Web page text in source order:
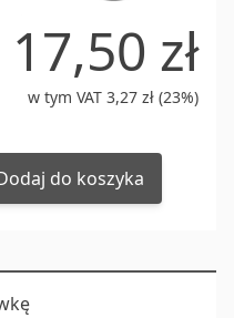
17,50 zł
w tym VAT 3,27 zł (23%)
do koszyka